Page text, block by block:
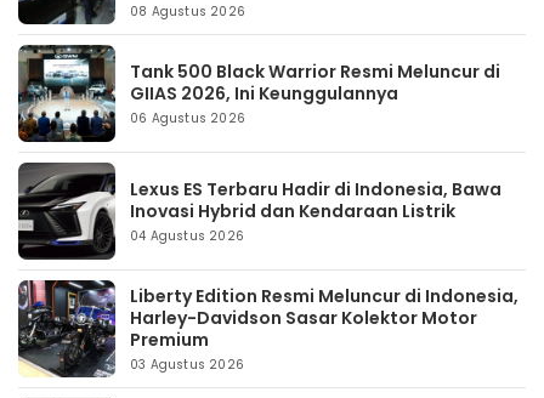
08 Agustus 2026
Tank 500 Black Warrior Resmi Meluncur di
GIIAS 2026, Ini Keunggulannya
06 Agustus 2026
Lexus ES Terbaru Hadir di Indonesia, Bawa
Inovasi Hybrid dan Kendaraan Listrik
04 Agustus 2026
Liberty Edition Resmi Meluncur di Indonesia,
Harley-Davidson Sasar Kolektor Motor
Premium
03 Agustus 2026